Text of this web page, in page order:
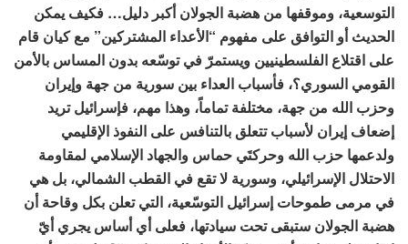
التوسعية، وموقفها من هضبة الجولان أكبر دليل… فكيف يمكن
الحديث أو التوافق على مفهوم “الأعداء المشتركين” مع كيان قام
على اقتلاع الفلسطينيين ويستمرّ في توسّعه بدون المساس بالأمن
القومي السوري؟، فأسباب العداء بين سورية من جهة وإيران
وحزب الله من جهة، مختلفة تماماً، وهذا مهم، فإسرائيل تريد
إضعاف إيران لأسباب تتعلق بالتنافس على النفوذ الإقليمي
ولدعمها حزب الله وحركتَي حماس والجهاد الإسلامي لمقاومة
الاحتلال الإسرائيلي، وسورية لا تقع في القطب الشمالي، بل هي
في مرمى طموحات إسرائيل التوسّعية، التي تعلن بكل وقاحة أن
هضبة الجولان ستبقى تحت سيادتها، فعلى أي أساس يجري أيّ